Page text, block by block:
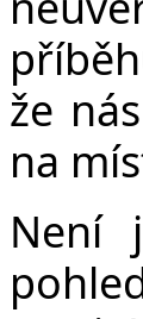
že
na
Není